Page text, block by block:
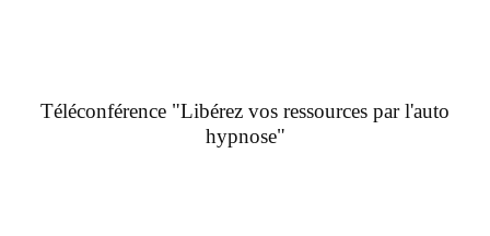
Téléconférence "Libérez vos ressources par l'auto
hypnose"